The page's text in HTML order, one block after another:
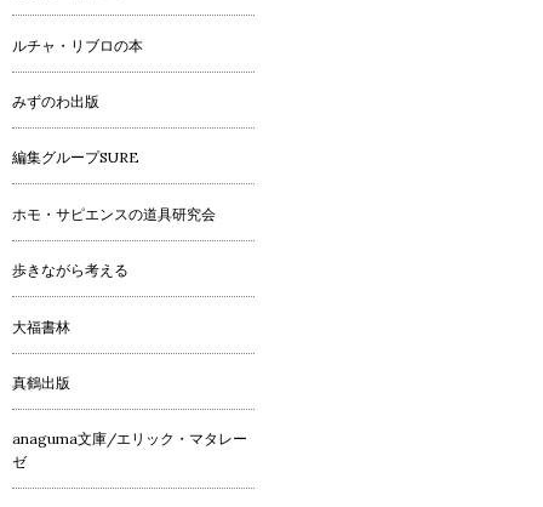
ルチャ・リブロの本
みずのわ出版
編集グループSURE
ホモ・サピエンスの道具研究会
歩きながら考える
大福書林
真鶴出版
anaguma文庫/エリック・マタレー
ゼ